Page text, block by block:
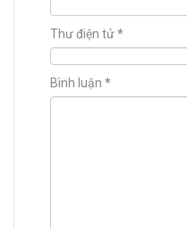
Thư điện tử*
Bình luận *